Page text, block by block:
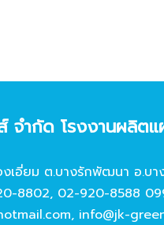
จํากัด โรงงานผลิต
อี่ยม ต.บางรักพัฒนา อ.บาง
8802, 02-920-8588
, info@jk-